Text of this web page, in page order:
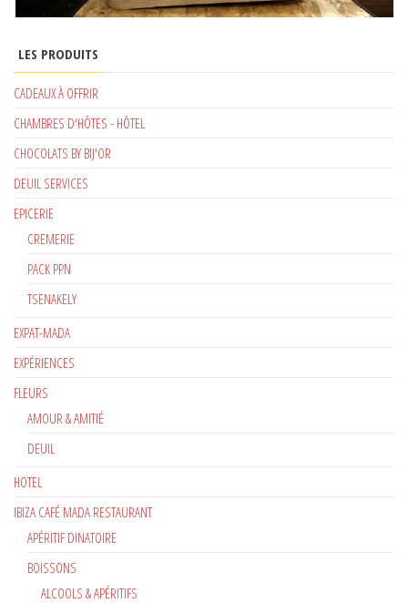
LES PRODUITS
CADEAUX À OFFRIR
CHAMBRES D'HÔTES - HÔTEL
CHOCOLATS BY BIJ'OR
DEUIL SERVICES
EPICERIE
CREMERIE
PACK PPN
TSENAKELY
EXPAT-MADA
EXPÉRIENCES
FLEURS
AMOUR & AMITIÉ
DEUIL
HOTEL
IBIZA CAFÉ MADA RESTAURANT
APÉRITIF DINATOIRE
BOISSONS
ALCOOLS & APÉRITIFS